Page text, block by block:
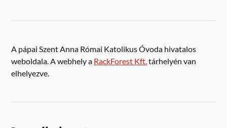
A pápai Szent Anna Római Katolikus Óvoda hivatalos
weboldala. A webhely a RackForest Kft.tárhelyén van
elhelyezve.